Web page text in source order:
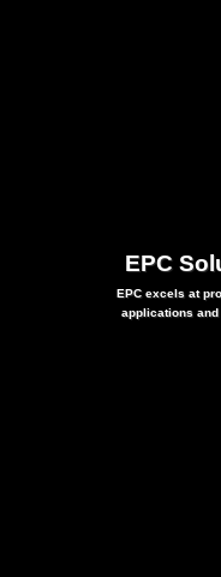
EPC
EPC excels at
applications